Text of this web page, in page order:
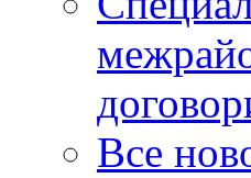
Все